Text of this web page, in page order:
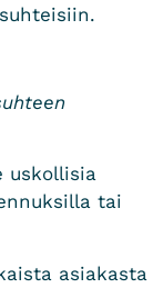
uskollisia
tai
asiakasta